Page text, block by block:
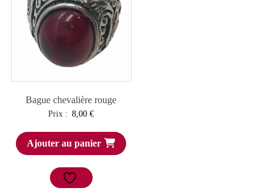
Bague chevalière rouge
Prix : 8,00€
Ajouter au panier